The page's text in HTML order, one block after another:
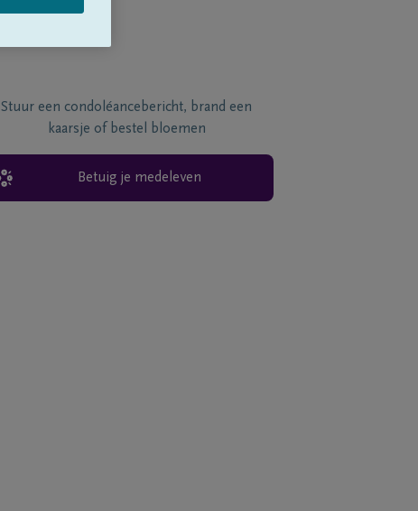
Stuur een condoléancebericht, brand een
kaarsje of bestel bloemen
Betuig je medeleven